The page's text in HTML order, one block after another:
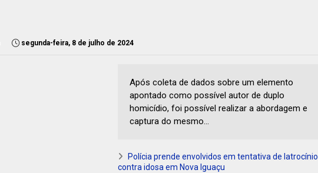
segunda-feira, 8 de julho de 2024
Após coleta de dados sobre um elemento
apontado como possível autor de duplo
homicídio, foi possível realizar a abordagem e
captura do mesmo...
Polícia prende envolvidos em tentativa de latrocínio
contra idosa em Nova Iguaçu